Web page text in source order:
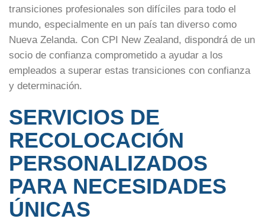
transiciones profesionales son difíciles para todo el
mundo, especialmente en un país tan diverso como
Nueva Zelanda. Con CPI New Zealand, dispondrá de un
socio de confianza comprometido a ayudar a los
empleados a superar estas transiciones con confianza
y determinación.
SERVICIOS DE
RECOLOCACIÓN
PERSONALIZADOS
PARA NECESIDADES
ÚNICAS